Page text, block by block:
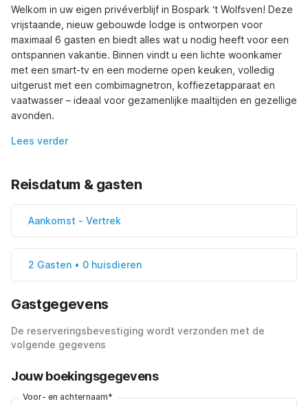
Welkom in uw eigen privéverblijf in Bospark ‘t Wolfsven! Deze
vrijstaande, nieuw gebouwde lodge is ontworpen voor
maximaal 6 gasten en biedt alles wat u nodig heeft voor een
ontspannen vakantie. Binnen vindt u een lichte woonkamer
met een smart-tv en een moderne open keuken, volledig
uitgerust met een combimagnetron, koffiezetapparaat en
vaatwasser – ideaal voor gezamenlijke maaltijden en gezellige
avonden.
Lees verder
Reisdatum & gasten
Aankomst - Vertrek
2 Gasten • 0 huisdieren
Gastgegevens
De reserveringsbevestiging wordt verzonden met de
volgende gegevens
Jouw boekingsgegevens
Voor- en achternaam*